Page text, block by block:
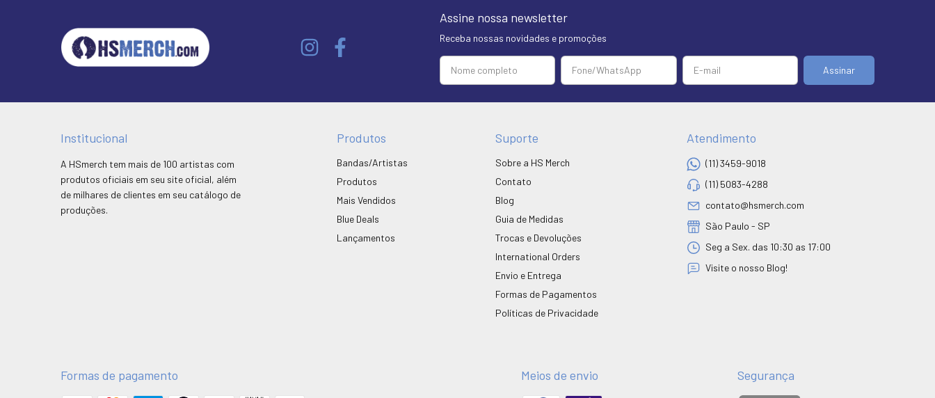
Assine nossa newsletter
Receba nossas novidades e promoções
Institucional
A HSmerch tem mais de 100 artistas com
produtos oficiais em seu site oficial, além
de milhares de clientes em seu catálogo de
produções.
Produtos
Bandas/Artistas
Produtos
Mais Vendidos
Blue Deals
Lançamentos
Suporte
Sobre a HS Merch
Contato
Blog
Guia de Medidas
Trocas e Devoluções
International Orders
Envio e Entrega
Formas de Pagamentos
Políticas de Privacidade
Atendimento
(11) 3459-9018
(11) 5083-4288
contato@hsmerch.com
São Paulo - SP
Seg a Sex. das 10:30 as 17:00
Visite o nosso Blog!
Formas de pagamento Meios de envio Segurança